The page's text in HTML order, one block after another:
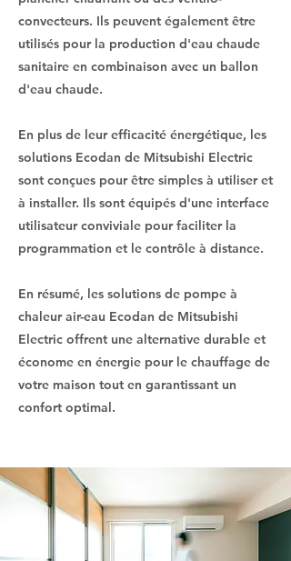
convecteurs. Ils peuvent également être
utilisés pour la production d'eau chaude
sanitaire en combinaison avec un ballon
d'eau chaude.
En plus de leur efficacité énergétique, les
solutions Ecodan de Mitsubishi Electric
sont conçues pour être simples à utiliser et
à installer. Ils sont équipés d'une interface
utilisateur conviviale pour faciliter la
programmation et le contrôle à distance.
En résumé, les solutions de pompe à
chaleur air-eau Ecodan de Mitsubishi
Electric offrent une alternative durable et
économe en énergie pour le chauffage de
votre maison tout en garantissant un
confort optimal.